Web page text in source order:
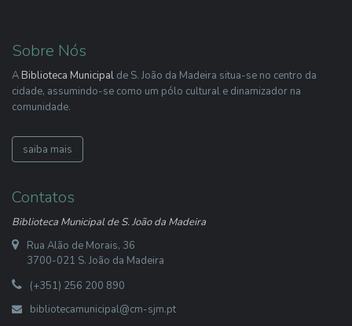
Sobre Nós
A Biblioteca Municipal de S. João da Madeira situa-se no centro da
cidade, assumindo-se como um pólo cultural e dinamizador na
comunidade.
saiba mais
Contatos
Biblioteca Municipal de S. João da Madeira
Rua Alão de Morais, 36
3700-021 S. João da Madeira
(+351) 256 200 890
bibliotecamunicipal@cm-sjm.pt